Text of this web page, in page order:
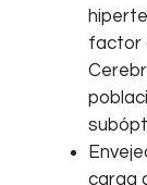
factor
carga